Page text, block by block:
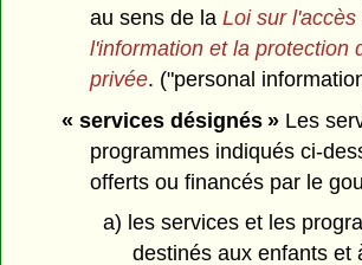
au sens de la Loi sur l'accès
l'information et la protection
privée. ("personal
« services désignés »Les
programmes indiqués ci-
offerts ou financés par le
a) les services et les
destinés aux enfants et